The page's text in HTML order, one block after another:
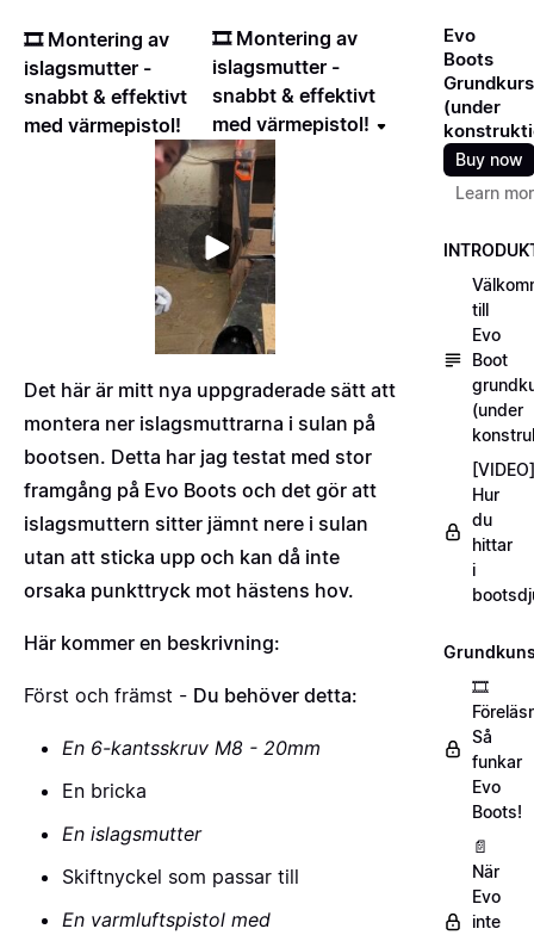
🎞️ Montering av
islagsmutter -
snabbt & effektivt
med värmepistol!
🎞️ Montering av
islagsmutter -
snabbt & effektivt
med värmepistol!
Det här är mitt nya uppgraderade sätt att
montera ner islagsmuttrarna i sulan på
bootsen. Detta har jag testat med stor
framgång på Evo Boots och det gör att
islagsmuttern sitter jämnt nere i sulan
utan att sticka upp och kan då inte
orsaka punkttryck mot hästens hov.
Här kommer en beskrivning:
Först och främst - Du behöver detta:
En 6-kantsskruv M8 - 20mm
En bricka
En islagsmutter
Skiftnyckel som passar till
En varmluftspistol med
Evo
Boots
Grundkurs
(under
Buy now
Learn
till
Evo
Boot
(under
[VIDEO]
Hur
du
hittar
i
🎞️
Så
funkar
Evo
Boots!
📄
När
Evo
inte